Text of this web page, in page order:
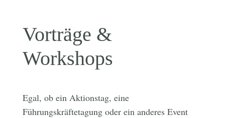
Vorträge &
Workshops
Egal, ob ein Aktionstag, eine
Führungskräftetagung oder ein anderes Event